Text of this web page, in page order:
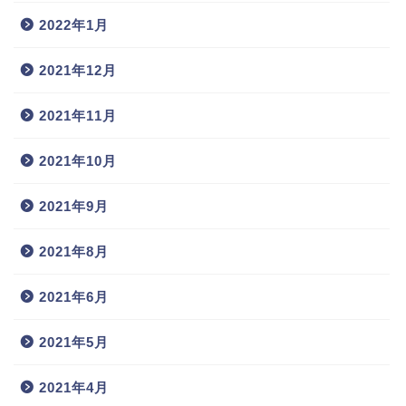
2022年1月
2021年12月
2021年11月
2021年10月
2021年9月
2021年8月
2021年6月
2021年5月
2021年4月